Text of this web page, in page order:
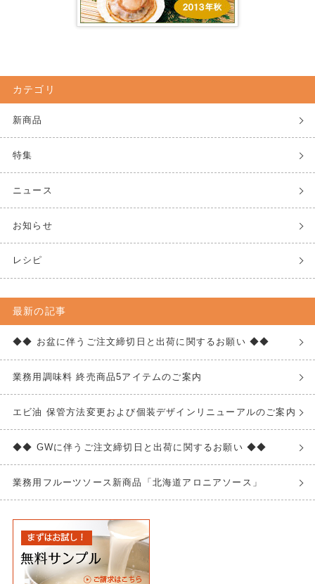
カテゴリ
新商品
特集
ニュース
お知らせ
レシピ
最新の記事
◆◆ お盆に伴うご注文締切日と出荷に関するお願い ◆◆
業務用調味料 終売商品5アイテムのご案内
エビ油 保管方法変更および個装デザインリニューアルのご案内
◆◆ GWに伴うご注文締切日と出荷に関するお願い ◆◆
業務用フルーツソース新商品「北海道アロニアソース」